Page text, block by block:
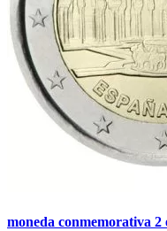
moneda conmemorativa